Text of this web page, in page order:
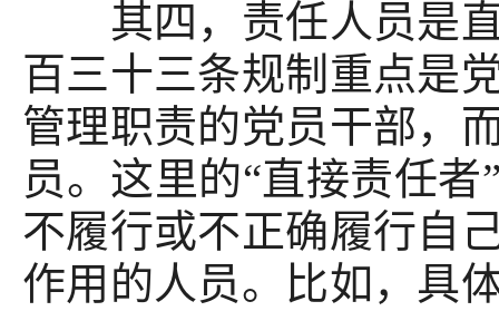
其四，责任人员是直
百三十三条规制重点是
管理职责的党员干部，
员。这里的“直接责任
不履行或不正确履行自
作用的人员。比如，具